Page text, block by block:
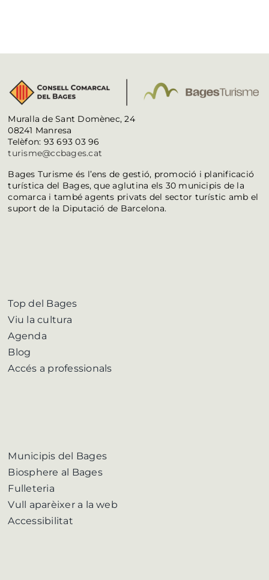
Muralla de Sant Domènec, 24
08241 Manresa
Telèfon: 93 693 03 96
turisme@ccbages.cat
Bages Turisme és l’ens de gestió, promoció i planificació
turística del Bages, que aglutina els 30 municipis de la
comarca i també agents privats del sector turístic amb el
suport de la Diputació de Barcelona.
Top del Bages
Viu la cultura
Agenda
Blog
Accés a professionals
Municipis del Bages
Biosphere al Bages
Fulleteria
Vull aparèixer a la web
Accessibilitat